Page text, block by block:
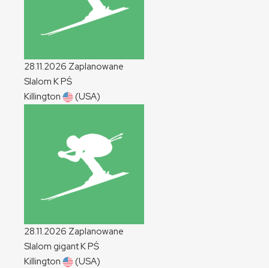
28.11.2026 Zaplanowane
Slalom KPŚ
Killington
(USA)
28.11.2026 Zaplanowane
Slalom gigantKPŚ
Killington
(USA)